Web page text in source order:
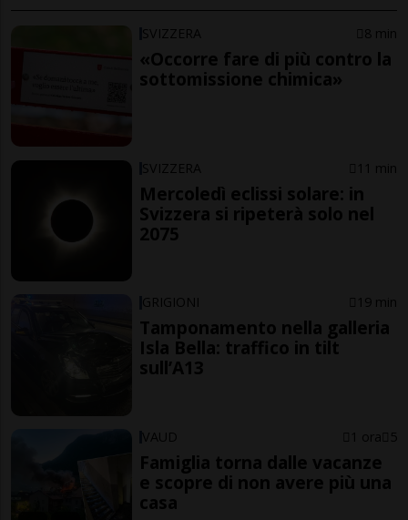
SVIZZERA 8 min
«Occorre fare di più contro la
sottomissione chimica»
SVIZZERA 11 min
Mercoledì eclissi solare: in
Svizzera si ripeterà solo nel
2075
GRIGIONI 19 min
Tamponamento nella galleria
Isla Bella: traffico in tilt
sull’A13
VAUD 1 ora 5
Famiglia torna dalle vacanze
e scopre di non avere più una
casa